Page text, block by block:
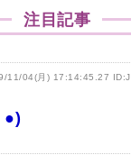
注目記事
11/04(月) 17:14:45.27
●)